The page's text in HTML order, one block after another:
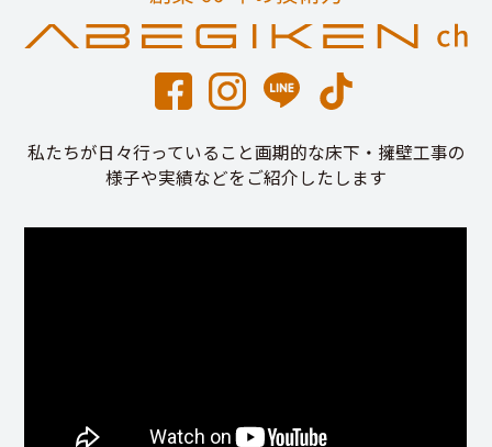
私たちが日々行っていること画期的な床下・擁壁工事の
様子や実績などをご紹介したします